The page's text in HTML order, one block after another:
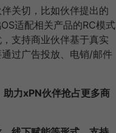
关切，比如伙伴提出的
适配相关产品的RC模式
支持商业伙伴基于真实
过广告投放、电销/邮件
力xPN伙伴抢占更多商